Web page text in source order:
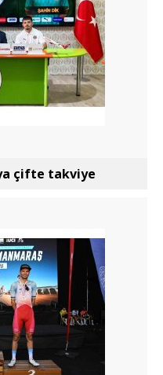
çifte takviye